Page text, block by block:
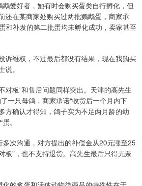
爱好者，她有时会购买蛋类自行孵化，但
还在某商家处购买过两批鹦鹉蛋，商家承
和补发的第二批蛋均未孵化成功，卖家甚至
诉维权，不过最后都没有结果，现在我购买
说。
对板”和售后问题同样突出。天津的高先生
一只母鸽，商家承诺“收货后一个月内下
方确认才得知，鸽子实为不足两月龄的幼
。
多次沟通，对方提出的补偿金从20元涨至25
板”，也不支持退货。高先生最后只得无奈